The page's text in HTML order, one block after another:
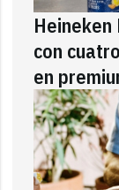
con
en